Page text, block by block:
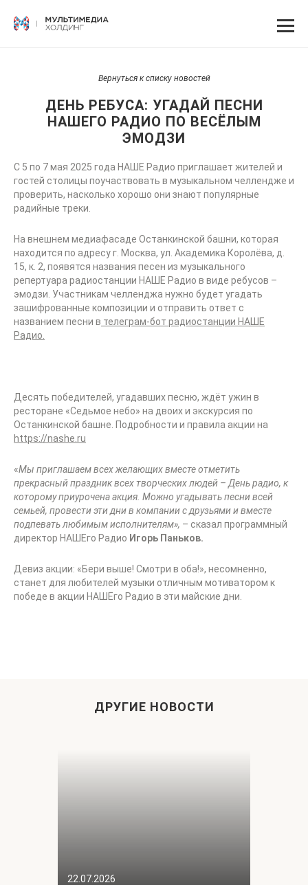
Вернуться к списку новостей
ДЕНЬ РЕБУСА: УГАДАЙ ПЕСНИ
НАШЕГО РАДИО ПО ВЕСЁЛЫМ
ЭМОДЗИ
C 5 по 7 мая 2025 года НАШЕ Радио приглашает жителей и
гостей столицы поучаствовать в музыкальном челлендже и
проверить, насколько хорошо они знают популярные
радийные треки.
На внешнем медиафасаде Останкинской башни, которая
находится по адресу г. Москва, ул. Академика Королёва, д.
15, к. 2, появятся названия песен из музыкального
репертуара радиостанции НАШЕ Радио в виде ребусов –
эмодзи. Участникам челленджа нужно будет угадать
зашифрованные композиции и отправить ответ с
названием песни в телеграм-бот радиостанции НАШЕ
Радио.
Десять победителей, угадавших песню, ждёт ужин в
ресторане «Седьмое небо» на двоих и экскурсия по
Останкинской башне. Подробности и правила акции на
https://nashe.ru
«Мы приглашаем всех желающих вместе отметить
прекрасный праздник всех творческих людей – День радио, к
которому приурочена акция. Можно угадывать песни всей
семьей, провести эти дни в компании с друзьями и вместе
подпевать любимым исполнителям», – сказал программный
директор НАШЕго Радио Игорь Паньков.
Девиз акции: «Бери выше! Смотри в оба!», несомненно,
станет для любителей музыки отличным мотиватором к
победе в акции НАШЕго Радио в эти майские дни.
ДРУГИЕ НОВОСТИ
22.07.2026